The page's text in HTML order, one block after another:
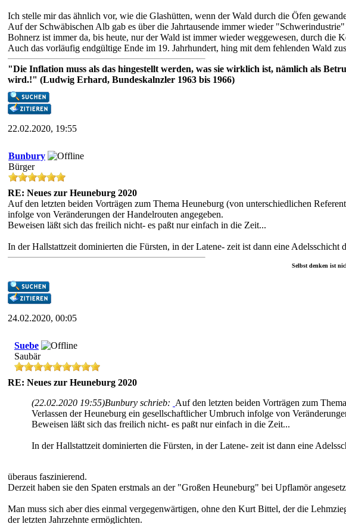
Ich stelle mir das ähnlich vor, wie die Glashütten, wenn der Wald durch die Öfen
Auf der Schwäbischen Alb gab es über die Jahrtausende immer wieder
Bohnerz ist immer da, bis heute, nur der Wald ist immer wieder weggewesen, durch die
Auch das vorläufig endgültige Ende im 19. Jahrhundert, hing mit dem fehlenden Wald
"Die Inflation muss als das hingestellt werden, was sie wirklich ist, nämlich als
wird.!" (Ludwig Erhard, Bundeskalnzler 1963 bis 1966)
22.02.2020, 19:55
Bunbury
Bürger
RE: Neues zur Heuneburg 2020
Auf den letzten beiden Vorträgen zum Thema Heuneburg (von unterschiedlichen
infolge von Veränderungen der Handelrouten angegeben.
Beweisen läßt sich das freilich nicht- es paßt nur einfach in die Zeit...
In der Hallstattzeit dominierten die Fürsten, in der Latene- zeit ist dann eine
Selbst denken ist
24.02.2020, 00:05
Suebe
Saubär
RE: Neues zur Heuneburg 2020
(22.02.2020 19:55)Bunbury schrieb: Auf den letzten beiden Vorträgen zum
Verlassen der Heuneburg ein gesellschaftlicher Umbruch infolge von
Beweisen läßt sich das freilich nicht- es paßt nur einfach in die Zeit...
In der Hallstattzeit dominierten die Fürsten, in der Latene- zeit ist dann eine
überaus faszinierend.
Derzeit haben sie den Spaten erstmals an der "Großen Heuneburg" bei Upflamör
Man muss sich aber dies einmal vergegenwärtigen, ohne den Kurt Bittel, der die
der letzten Jahrzehnte ermöglichten.